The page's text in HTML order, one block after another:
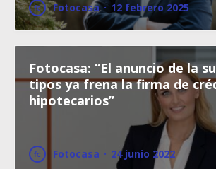
Fotocasa · 12 febrero 2025
Fotocasa: “El anuncio de la
tipos ya frena la firma de
hipotecarios”
Fotocasa · 24 junio 2022